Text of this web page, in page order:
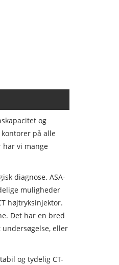
og
på alle
har vi mange
diagnose. ASA-
muligheder
højtryksinjektor.
Det har en bred
eller
og tydelig CT-